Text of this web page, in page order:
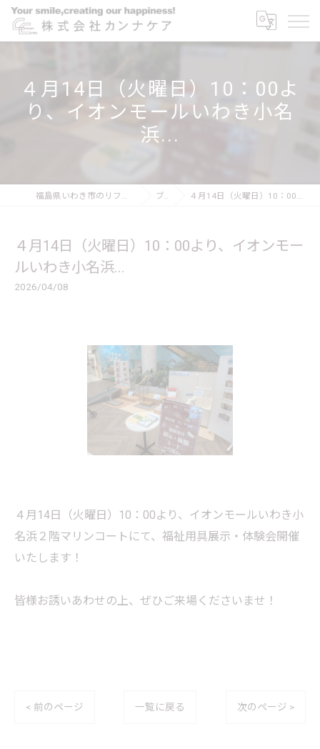
４月14日（火曜日）10：00よ
り、イオンモールいわき小名
浜...
福島県いわき市のリフォームなら株式会社カンナケア ブログ ４月14日（火曜日）10：00より、イオンモールいわき小名浜...
４月14日（火曜日）10：00より、イオンモー
ルいわき小名浜...
2026/04/08
４月14日（火曜日）10：00より、イオンモールいわき小
名浜２階マリンコートにて、福祉用具展示・体験会開催
いたします！
皆様お誘いあわせの上、ぜひご来場くださいませ！
< 前のページ 一覧に戻る 次のページ >